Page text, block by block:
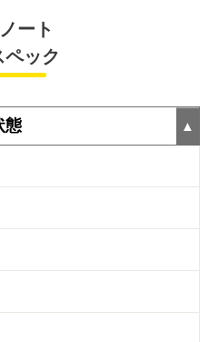
ート
ペック
態